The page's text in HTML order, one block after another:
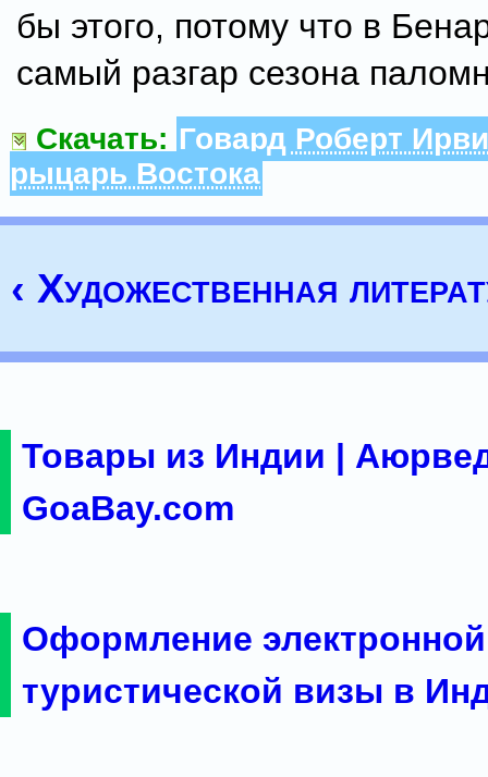
бы этого, потому что в
самый разгар сезона
Скачать: Говард Роберт
рыцарь Востока
‹ Художественная
Товары из Индии |
GoaBay.com
Оформление электронной
туристической визы в